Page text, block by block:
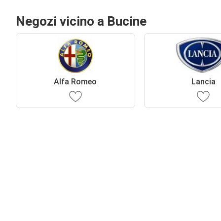
Negozi vicino a Bucine
Alfa Romeo Lancia